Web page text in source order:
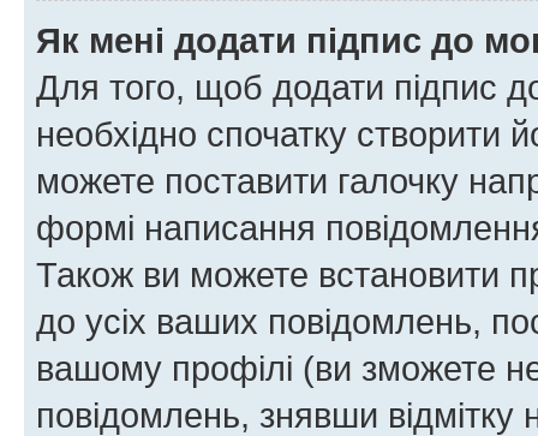
Як мені додати підпис до
Для того, щоб додати підпис
необхідно спочатку створити
можете поставити галочку
формі написання
Також ви можете встановити
до усіх ваших повідомлень,
вашому профілі (ви зможете
повідомлень, знявши відмітку